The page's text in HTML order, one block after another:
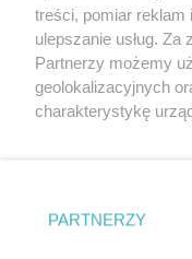
treści, pomiar reklam
ulepszanie usług.
Partnerzy możemy
geolokalizacyjnych
charakterystykę
zmienić/wycofać
znajdujący się w
PARTNERZY